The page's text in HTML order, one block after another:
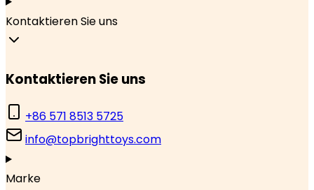
Kontaktieren Sie uns
Kontaktieren Sie uns
+86 571 8513 5725
info@topbrighttoys.com
Marke